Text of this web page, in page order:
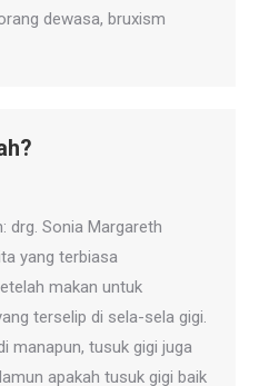
dewasa, bruxism
drg. Sonia Margareth
terbiasa
makan untuk
terselip di sela-sela gigi.
manapun, tusuk gigi juga
apakah tusuk gigi baik